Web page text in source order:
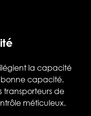
la capacité
bonne capacité.
transporteurs de
méticuleux.